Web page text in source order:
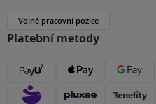
Volné pracovní pozice
Platební metody